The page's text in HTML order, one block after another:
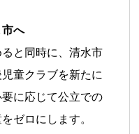
市へ
と同時に、清水市
童クラブを新たに
に応じて公立での
ゼロにします。